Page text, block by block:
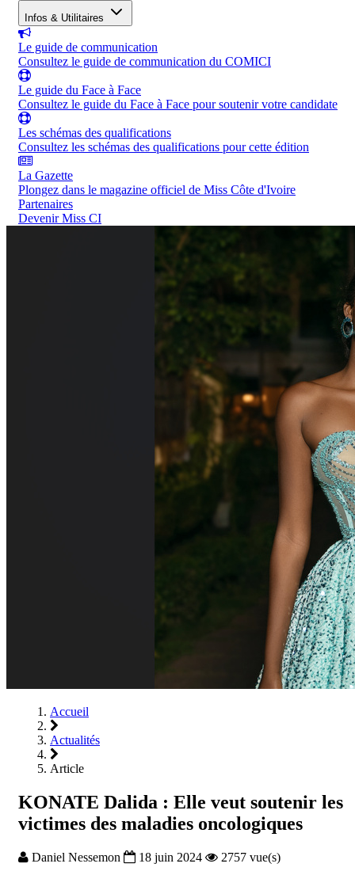
Infos & Utilitaires
Le guide de communication
Consultez le guide de communication du COMICI
Le guide du Face à Face
Consultez le guide du Face à Face pour soutenir votre candidate
Les schémas des qualifications
Consultez les schémas des qualifications pour cette édition
La Gazette
Plongez dans le magazine officiel de Miss Côte d'Ivoire
Partenaires
Devenir Miss CI
Accueil
Actualités
Article
KONATE Dalida : Elle veut soutenir les
victimes des maladies oncologiques
Daniel Nessemon 18 juin 2024 2757 vue(s)